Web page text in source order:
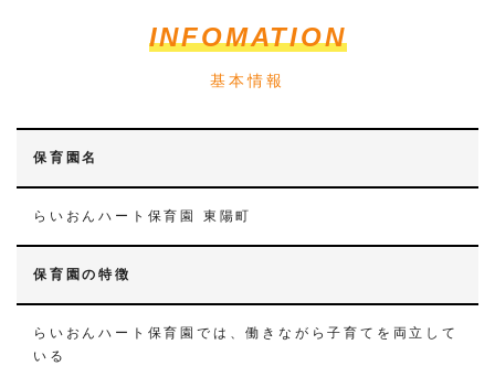
INFOMATION
基本情報
保育園名
らいおんハート保育園 東陽町
保育園の特徴
らいおんハート保育園では、働きながら子育てを両立して
いる